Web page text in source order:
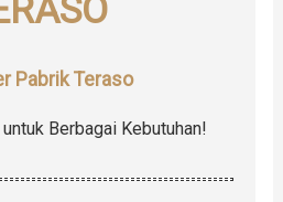
Pabrik Teraso
Berbagai Kebutuhan!